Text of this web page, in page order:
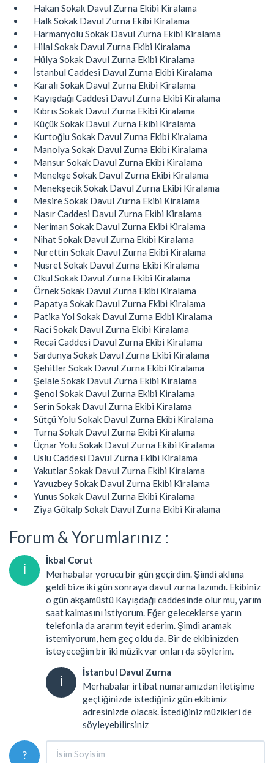
Hakan Sokak Davul Zurna Ekibi Kiralama
Halk Sokak Davul Zurna Ekibi Kiralama
Harmanyolu Sokak Davul Zurna Ekibi Kiralama
Hilal Sokak Davul Zurna Ekibi Kiralama
Hülya Sokak Davul Zurna Ekibi Kiralama
İstanbul Caddesi Davul Zurna Ekibi Kiralama
Karalı Sokak Davul Zurna Ekibi Kiralama
Kayışdağı Caddesi Davul Zurna Ekibi Kiralama
Kıbrıs Sokak Davul Zurna Ekibi Kiralama
Küçük Sokak Davul Zurna Ekibi Kiralama
Kurtoğlu Sokak Davul Zurna Ekibi Kiralama
Manolya Sokak Davul Zurna Ekibi Kiralama
Mansur Sokak Davul Zurna Ekibi Kiralama
Menekşe Sokak Davul Zurna Ekibi Kiralama
Menekşecik Sokak Davul Zurna Ekibi Kiralama
Mesire Sokak Davul Zurna Ekibi Kiralama
Nasır Caddesi Davul Zurna Ekibi Kiralama
Neriman Sokak Davul Zurna Ekibi Kiralama
Nihat Sokak Davul Zurna Ekibi Kiralama
Nurettin Sokak Davul Zurna Ekibi Kiralama
Nusret Sokak Davul Zurna Ekibi Kiralama
Okul Sokak Davul Zurna Ekibi Kiralama
Örnek Sokak Davul Zurna Ekibi Kiralama
Papatya Sokak Davul Zurna Ekibi Kiralama
Patika Yol Sokak Davul Zurna Ekibi Kiralama
Raci Sokak Davul Zurna Ekibi Kiralama
Recai Caddesi Davul Zurna Ekibi Kiralama
Sardunya Sokak Davul Zurna Ekibi Kiralama
Şehitler Sokak Davul Zurna Ekibi Kiralama
Şelale Sokak Davul Zurna Ekibi Kiralama
Şenol Sokak Davul Zurna Ekibi Kiralama
Serin Sokak Davul Zurna Ekibi Kiralama
Sütçü Yolu Sokak Davul Zurna Ekibi Kiralama
Turna Sokak Davul Zurna Ekibi Kiralama
Üçnar Yolu Sokak Davul Zurna Ekibi Kiralama
Uslu Caddesi Davul Zurna Ekibi Kiralama
Yakutlar Sokak Davul Zurna Ekibi Kiralama
Yavuzbey Sokak Davul Zurna Ekibi Kiralama
Yunus Sokak Davul Zurna Ekibi Kiralama
Ziya Gökalp Sokak Davul Zurna Ekibi Kiralama
Forum & Yorumlarınız :
İ
İkbal Corut
Merhabalar yorucu bir gün geçirdim. Şimdi aklıma
geldi bize iki gün sonraya davul zurna lazımdı. Ekibiniz
o gün akşamüstü Kayışdağı caddesinde olur mu, yarım
saat kalmasını istiyorum. Eğer geleceklerse yarın
telefonla da ararım teyit ederim. Şimdi aramak
istemiyorum, hem geç oldu da. Bir de ekibinizden
isteyeceğim bir iki müzik var onları da söylerim.
İ
İstanbul Davul Zurna
Merhabalar irtibat numaramızdan iletişime
geçtiğinizde istediğiniz gün ekibimiz
adresinizde olacak. İstediğiniz müzikleri de
söyleyebilirsiniz
?